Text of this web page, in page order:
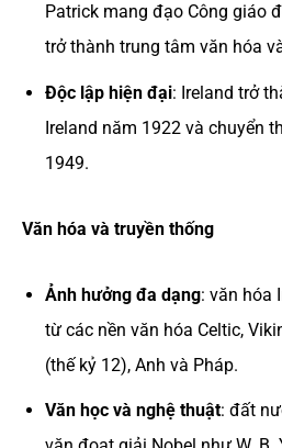
Patrick mang đạo Công giáo
trở thành trung tâm văn hóa
Độc lập hiện đại: Ireland trở
Ireland năm 1922 và chuyển
1949.
Văn hóa và truyền thống
Ảnh hưởng đa dạng: văn hóa
từ các nền văn hóa Celtic,
(thế kỷ 12), Anh và Pháp.
Văn học và nghệ thuật: đất